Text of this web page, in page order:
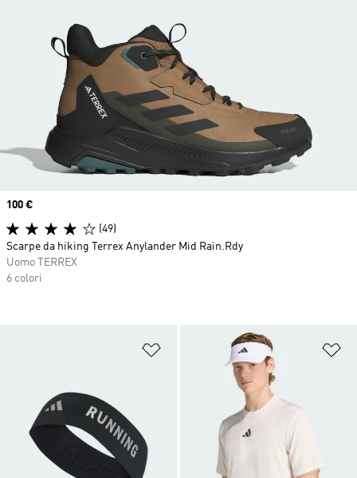
Aggiungi alla lista dei desideri
Price
100 €
(49)
Scarpe da hiking Terrex Anylander Mid Rain.Rdy
Uomo TERREX
6 colori